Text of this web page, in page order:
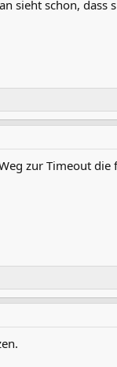
sieht schon, dass
zur Timeout